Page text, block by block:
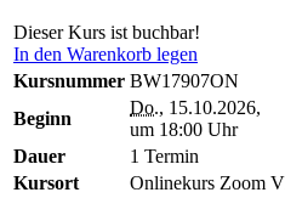
Dieser Kurs ist buchbar!
In den Warenkorb legen
Kursnummer BW17907ON
Beginn
Do., 15.10.2026,
um 18:00 Uhr
Dauer
1 Termin
Kursort
Onlinekurs Zoom